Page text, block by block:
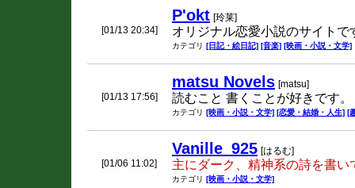
[01/13 20:34]
P'okt [玲莱]
オリジナル恋愛小説のサイトで
カテゴリ [日記・絵日記] [音楽] [映画・小説・文学]
[01/13 17:56]
matsu Novels [matsu]
読むこと 書くことが好きです。
カテゴリ [映画・小説・文学] [恋愛・結婚・人生] [
[01/06 11:02]
Vanille_925 [はるむ]
主にダーク、精神系の詩を書
カテゴリ [映画・小説・文学]